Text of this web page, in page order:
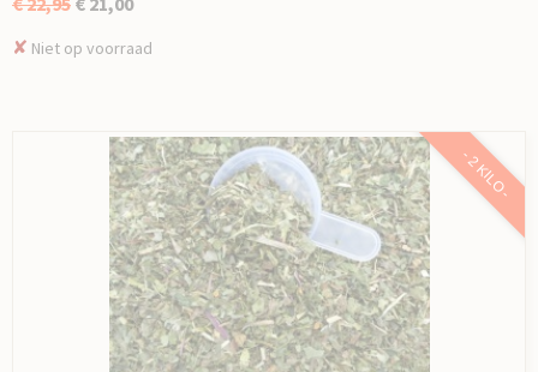
✘ Niet op voorraad
- 2 KILO -